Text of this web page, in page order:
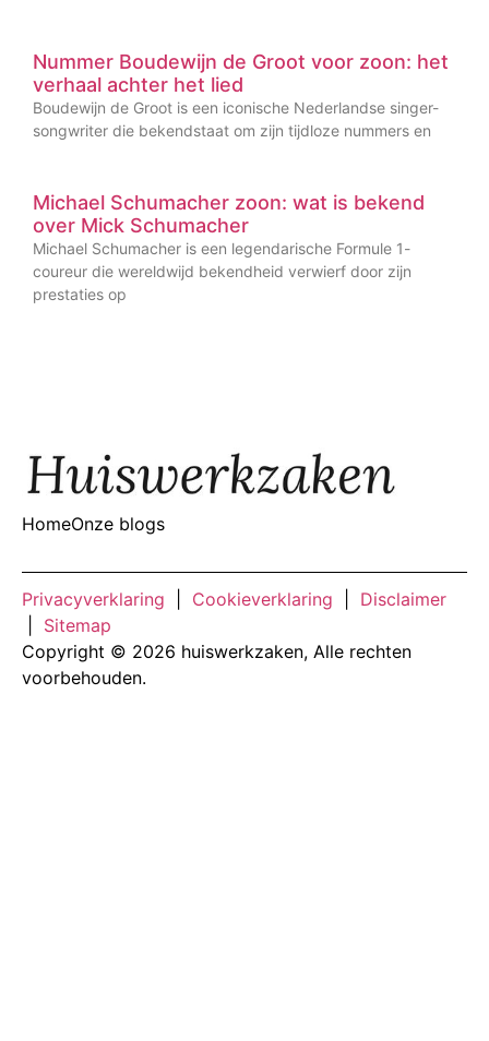
Nummer Boudewijn de Groot voor zoon: het
verhaal achter het lied
Boudewijn de Groot is een iconische Nederlandse singer-
songwriter die bekendstaat om zijn tijdloze nummers en
Michael Schumacher zoon: wat is bekend
over Mick Schumacher
Michael Schumacher is een legendarische Formule 1-
coureur die wereldwijd bekendheid verwierf door zijn
prestaties op
HomeOnze blogs
Privacyverklaring Cookieverklaring
Disclaimer
Sitemap
Copyright © 2026 huiswerkzaken, Alle rechten
voorbehouden.